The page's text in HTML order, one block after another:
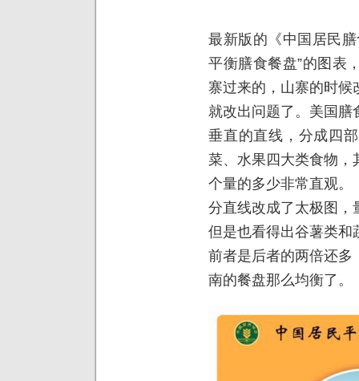
最新版的《中国居民
平衡膳食餐盘”的图表
寨过来的，山寨的时候
就改出问题了。美国
垂直的直线，分成四
菜、水果四大类食物，
个量的多少非常直观。
分直线改成了太极图，
但是也看得出谷薯类和
前者是后者的两倍还多
南的餐盘那么均衡了。